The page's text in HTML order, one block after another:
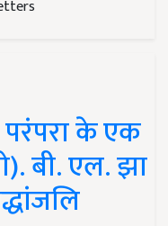
परंपरा के एक
बी. एल. झा